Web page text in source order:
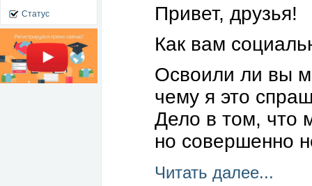
Статус
Привет, друзья!
Как вам
Освоили ли вы
чему я это
Дело в том, что
но совершенно
Читать далее...